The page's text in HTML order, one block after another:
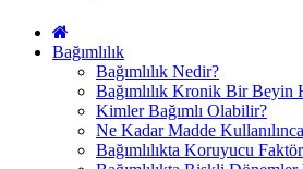
Bağımlılık
Bağımlılık Nedir?
Bağımlılık Kronik Bir Beyin
Kimler Bağımlı Olabilir?
Ne Kadar Madde
Bağımlılıkta Koruyucu